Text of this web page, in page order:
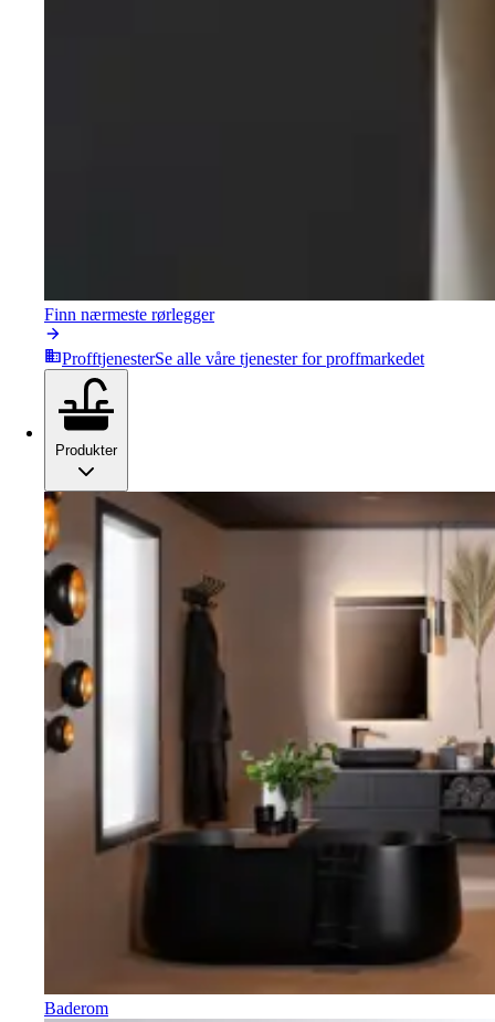
Finn nærmeste rørlegger
ProfftjenesterSe alle våre tjenester for proffmarkedet
Produkter
Baderom